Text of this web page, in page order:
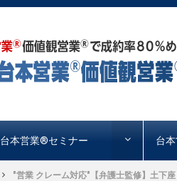
台本営業®︎セミナー 台
"営業 クレーム対応"【弁護士監修】土下